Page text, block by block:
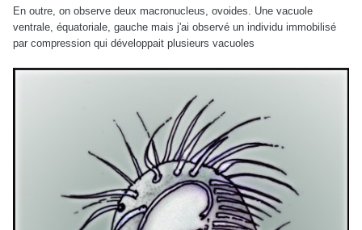
En outre, on observe deux macronucleus, ovoides. Une vacuole
ventrale, équatoriale, gauche mais j'ai observé un individu immobilisé
par compression qui développait plusieurs vacuoles